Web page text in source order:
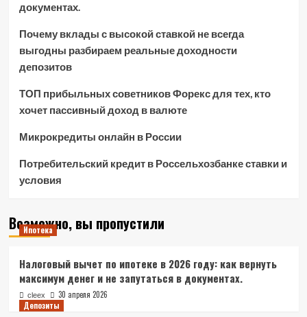
документах.
Почему вклады с высокой ставкой не всегда
выгодны разбираем реальные доходности
депозитов
ТОП прибыльных советников Форекс для тех, кто
хочет пассивный доход в валюте
Микрокредиты онлайн в России
Потребительский кредит в Россельхозбанке ставки и
условия
Возможно, вы пропустили
Ипотека
Налоговый вычет по ипотеке в 2026 году: как вернуть
максимум денег и не запутаться в документах.
cleex
30 апреля 2026
Депозиты